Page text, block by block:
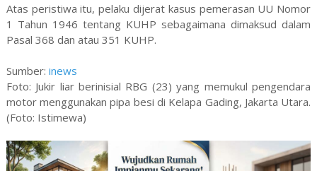
Atas peristiwa itu, pelaku dijerat kasus pemerasan UU Nomor
1 Tahun 1946 tentang KUHP sebagaimana dimaksud dalam
Pasal 368 dan atau 351 KUHP.
Sumber: inews
Foto: Jukir liar berinisial RBG (23) yang memukul pengendara
motor menggunakan pipa besi di Kelapa Gading, Jakarta Utara.
(Foto: Istimewa)